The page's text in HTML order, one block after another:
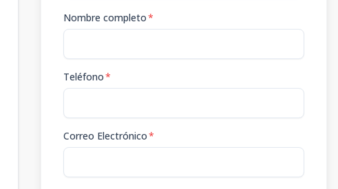
Nombre completo*
Teléfono*
Correo Electrónico*